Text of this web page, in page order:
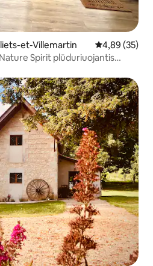
et-Villemartin Vidutinis
4,89 (35)
Spirit plūduriuojantis